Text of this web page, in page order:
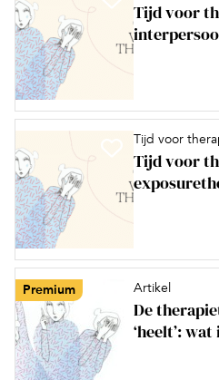
Tijd voor
Tijd voor
Tijd voor
Premium Artikel
De
‘heelt’: